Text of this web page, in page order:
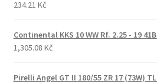
234.21 Kč
Continental KKS 10 WW Rf. 2.25 - 19
1,305.08 Kč
Pirelli Angel GT II 180/55 ZR 17 (73W)